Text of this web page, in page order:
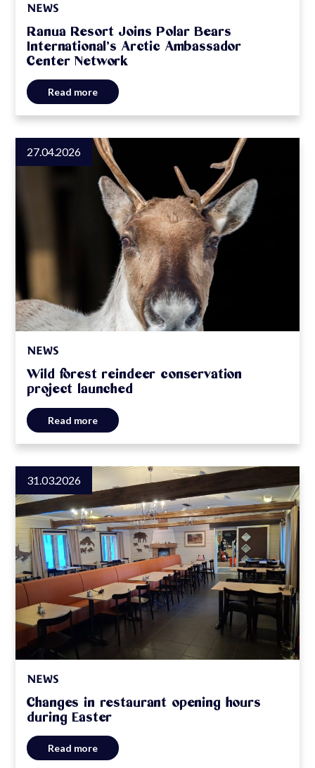
NEWS
Ranua Resort Joins Polar Bears
International’s Arctic Ambassador
Center Network
Read more
27.04.2026
NEWS
Wild forest reindeer conservation
project launched
Read more
31.03.2026
NEWS
Changes in restaurant opening hours
during Easter
Read more